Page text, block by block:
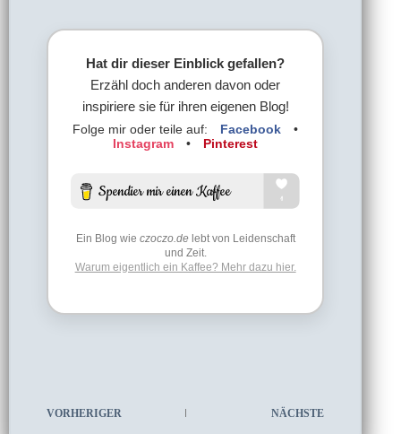
Hat dir dieser Einblick gefallen?
Erzähl doch anderen davon oder
inspiriere sie für ihren eigenen Blog!
Folge mir oder teile auf: Facebook
•
Instagram
• Pinterest
Ein Blog wie czoczo.delebt von Leidenschaft
und Zeit.
Warum eigentlich ein Kaffee? Mehr dazu hier.
VORHERIGER NÄCHSTE